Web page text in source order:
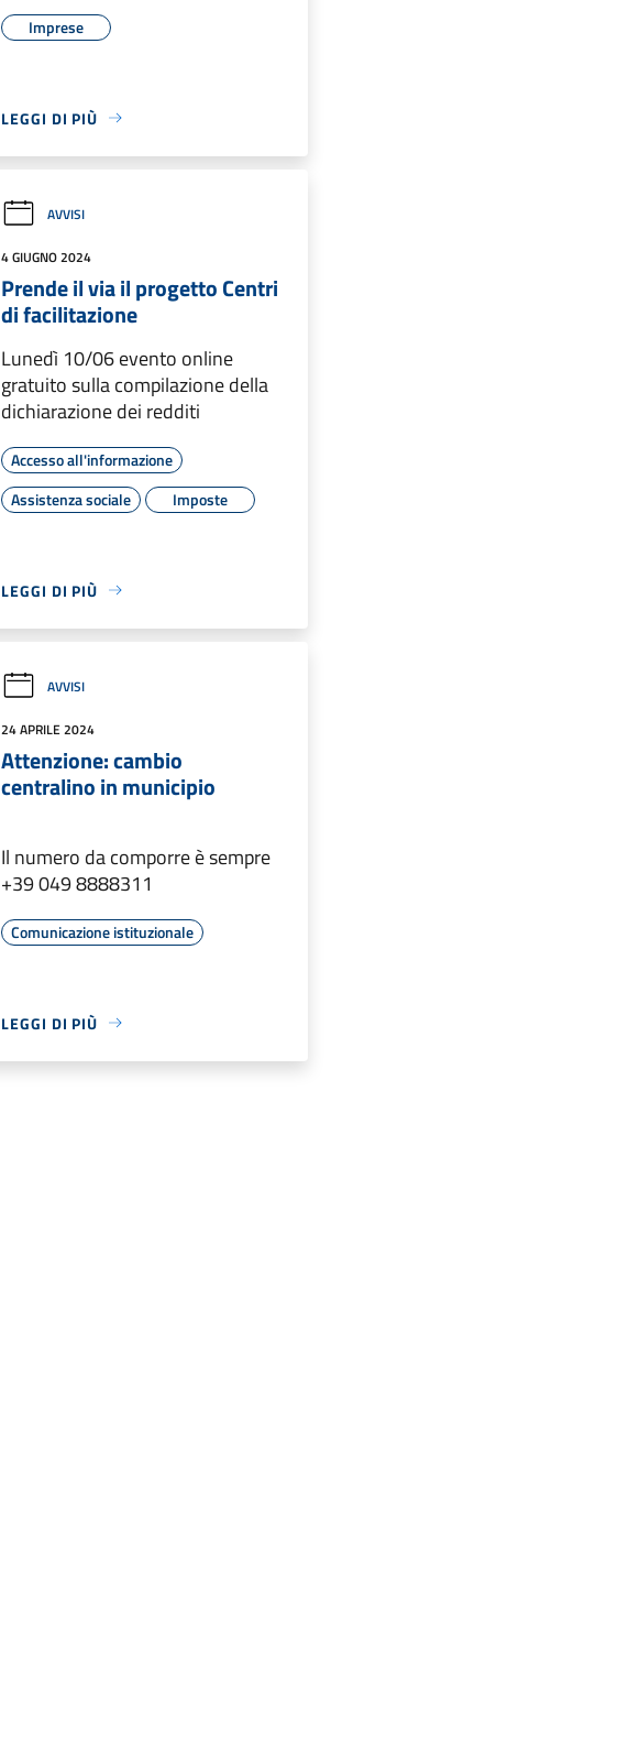
Imprese
LEGGI DI PIÙ
AVVISI
4 GIUGNO 2024
Prende il via il progetto Centri
di facilitazione
Lunedì 10/06 evento online
gratuito sulla compilazione della
dichiarazione dei redditi
Accesso all'informazione
Assistenza sociale
Imposte
LEGGI DI PIÙ
AVVISI
24 APRILE 2024
Attenzione: cambio
centralino in municipio
Il numero da comporre è sempre
+39 049 8888311
Comunicazione istituzionale
LEGGI DI PIÙ